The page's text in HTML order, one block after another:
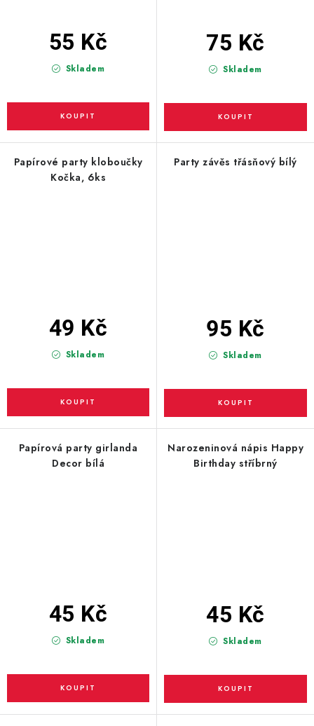
Skladem
55 Kč
Skladem
75 Kč
Papírové party kloboučky
Kočka, 6ks
Skladem
49 Kč
Party závěs třásňový bílý
Skladem
95 Kč
Papírová party girlanda
Decor bílá
Skladem
45 Kč
Narozeninová nápis Happy
Birthday stříbrný
Skladem
45 Kč